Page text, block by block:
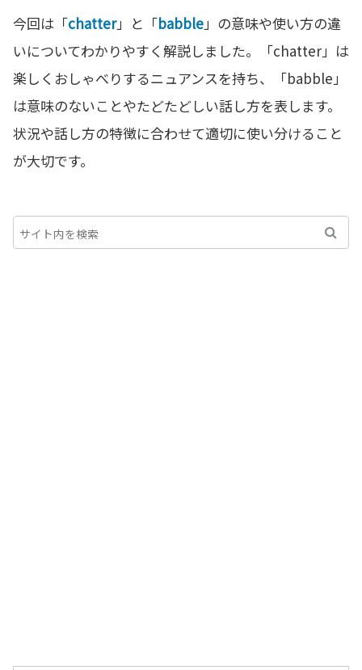
今回は「chatter」と「babble」の意味や使い方の違
いについてわかりやすく解説しました。「chatter」は
楽しくおしゃべりするニュアンスを持ち、「babble」
は意味のないことやたどたどしい話し方を表します。
状況や話し方の特徴に合わせて適切に使い分けること
が大切です。